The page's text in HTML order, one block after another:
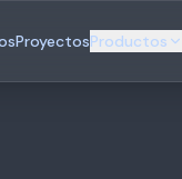
ProyectosProductos